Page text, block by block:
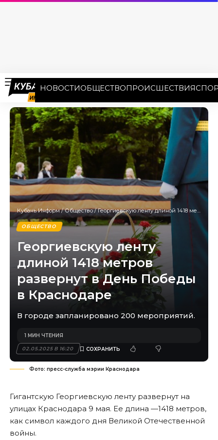
НОВОСТИОБЩЕСТВОПРОИСШЕСТВИЯ
Кубань Информ/Общество/Георгиевскую ленту длиной 1418 метров развернут в День Победы в Краснодаре
ОБЩЕСТВО
Георгиевскую ленту
длиной 1418 метров
развернут в День Победы
в Краснодаре
В городе запланировано 200 мероприятий.
02.05.2025 В 16:20
1 МИН ЧТЕНИЯ
Фото: пресс-служба мэрии Краснодара
Гигантскую Георгиевскую ленту развернут на
улицах Краснодара 9 мая. Ее длина —1418 метров,
как символ каждого дня Великой Отечественной
войны.